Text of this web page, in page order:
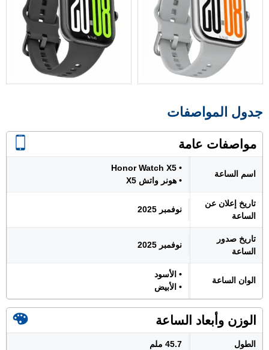
جدول المواصفات
مواصفات عامة
اسم الساعة
• Honor Watch X5
• هونر واتش X5
تاريخ إعلان عن
الساعة
نوفمبر 2025
تاريخ صدور
الساعة
نوفمبر 2025
الوان الساعة
• الأسود
• الأبيض
الوزن وأبعاد الساعة
الطول 45.7 ملم